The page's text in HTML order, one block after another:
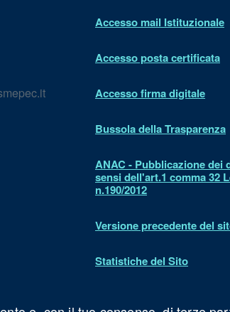
Accesso mail Istituzionale
Accesso posta certificata
Accesso firma digitale
Bussola della Trasparenza
ANAC - Pubblicazione dei
sensi dell'art.1 comma 32
n.190/2012
Versione precedente del
Statistiche del Sito